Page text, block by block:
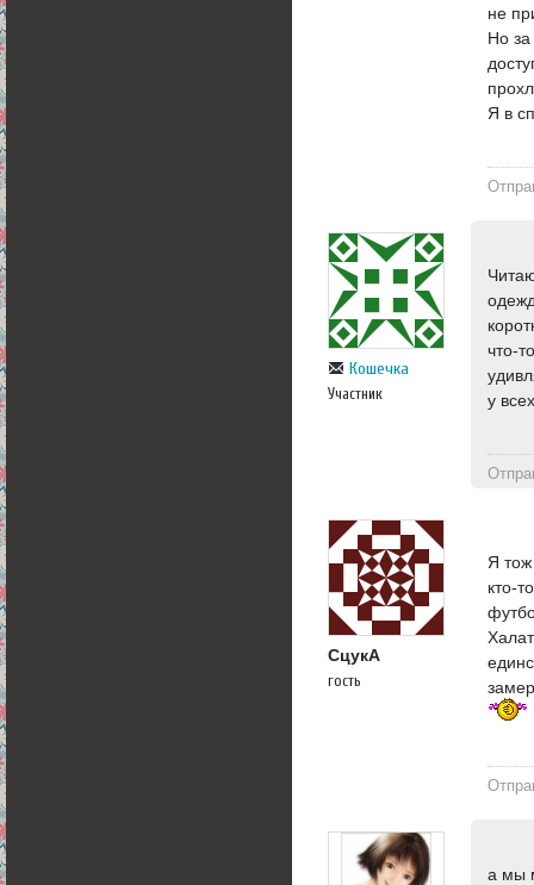
не
Но за
Я в
Кошечка
Участник
что-
у
СцукА
гость
Я
кто-
а мы